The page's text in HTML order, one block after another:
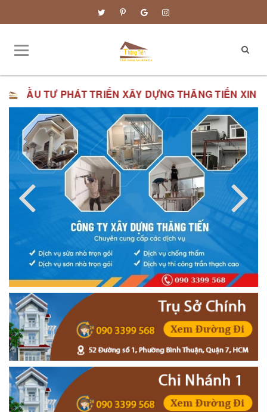
PHÁT TRIỂN XÂY DỰNG THĂNG TIẾN XIN KÍNH